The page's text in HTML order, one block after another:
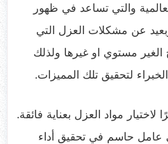
والتي تساعد في ظهور
عن مشكلات العزل التي
مستوي او غيرها ولذلك
لتحقيق تلك المميزات.
لاختيار مواد العزل بعناية فائقة.
عامل حاسم في تحقيق أداء